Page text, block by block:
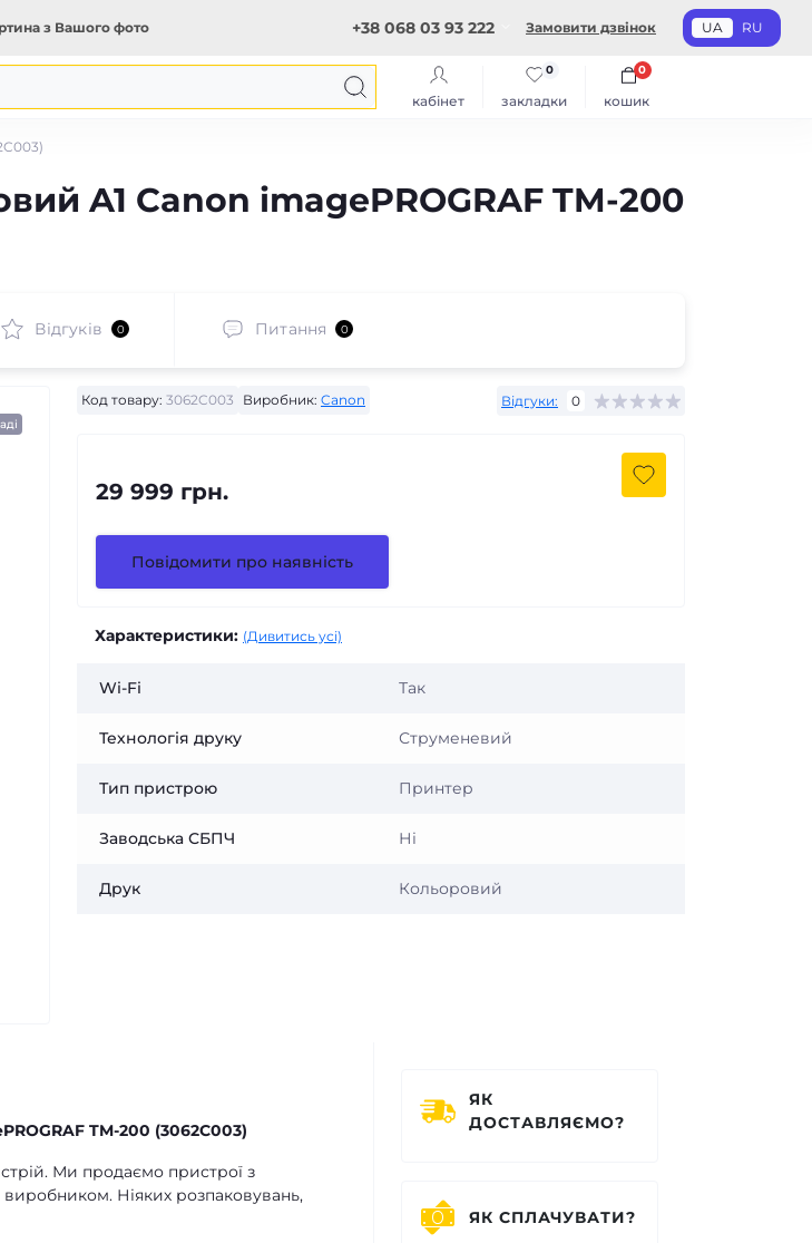
з Вашого фото +38 068 03 93 222 Замовити дзвінок UA RU
кабінет закладки
0
кошик
0
A1 Canon imagePROGRAF TM-200
Відгуків 0 Питання 0
Код товару: 3062C003 Виробник: Canon Відгуки: 0
29 999 грн.
Повідомити про наявність
Характеристики: (Дивитись усі)
Wi-Fi Так
Технологія друку Струменевий
Тип пристрою Принтер
Заводська СБПЧ Ні
Друк Кольоровий
TM-200 (3062C003)
Ми продаємо пристрої з
виробником. Ніяких розпаковувань,
ЯК
ДОСТАВЛЯЄМО?
ЯК СПЛАЧУВАТИ?